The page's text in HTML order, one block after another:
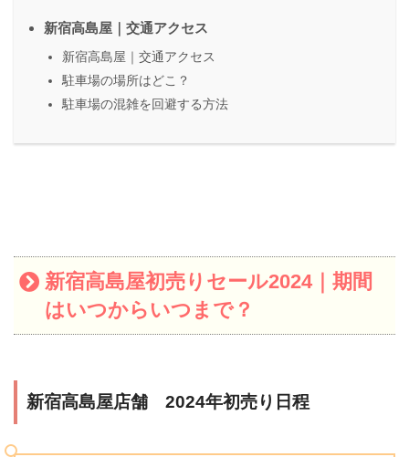
新宿高島屋｜交通アクセス
新宿高島屋｜交通アクセス
駐車場の場所はどこ？
駐車場の混雑を回避する方法
新宿高島屋初売りセール2024｜期間
はいつからいつまで？
新宿高島屋店舗 2024年初売り日程